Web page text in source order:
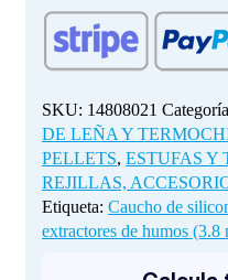
para
altas
temperaturas
extractores
de
humos
(3.8
mm
interior)
SKU: 14808021
DE LEÑA Y
PELLETS, ESTUFAS Y
REJILLAS,
Etiqueta: Caucho de
extractores de humos